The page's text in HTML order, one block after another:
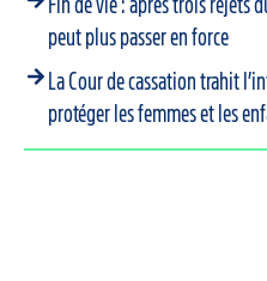
Fin de vie : après trois rejets
peut plus passer en force
La Cour de cassation trahit
protéger les femmes et les